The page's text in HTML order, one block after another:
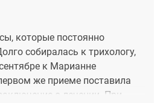
которые постоянно
собиралась к трихологу,
к Марианне
же приеме поставила
о лечении. При